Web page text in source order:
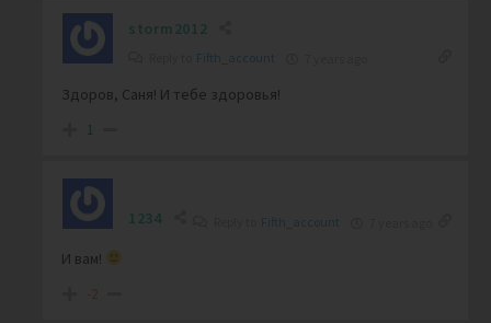
storm2012
Fifth_account
Здоров, Саня! И тебе здоровья!
1
1234 Fifth_account
И вам!